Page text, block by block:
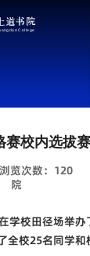
校内选拔
浏览次数： 120
院
学校田径场举办
全校25名同学和